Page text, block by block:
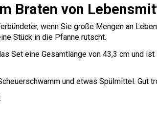
Braten von
wenn Sie große Mengen an
Stück in die Pfanne rutscht.
Set eine Gesamtlänge von 43,3 cm und
und etwas Spülmittel. Gut